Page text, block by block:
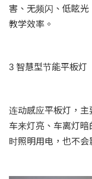
害、无频闪、低眩
教学效率。
3 智慧型节能平板灯
连动感应平板灯，主
车来灯亮、车离灯
时照明用电，也不会